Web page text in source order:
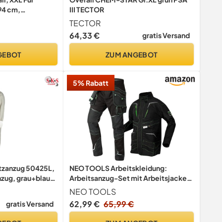
cm,
III TECTOR
TECTOR
64,33 €
gratis Versand
ZUM ANGEBOT
50425L,
grau+blau,
gratis Versand
5% Rabatt
NEO TOOLS Arbeitskleidung:
Arbeitsanzug-Set mit Arbeitsjacke,
Arbeitshose
NEO TOOLS
62,99 € 65,99 €